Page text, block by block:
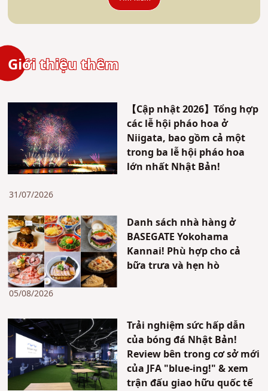
Giới thiệu thêm
【Cập nhật 2026】Tổng hợp
các lễ hội pháo hoa ở
Niigata, bao gồm cả một
trong ba lễ hội pháo hoa
lớn nhất Nhật Bản!
31/07/2026
Danh sách nhà hàng ở
BASEGATE Yokohama
Kannai! Phù hợp cho cả
bữa trưa và hẹn hò
05/08/2026
Trải nghiệm sức hấp dẫn
của bóng đá Nhật Bản!
Review bên trong cơ sở mới
của JFA "blue-ing!" & xem
trận đấu giao hữu quốc tế